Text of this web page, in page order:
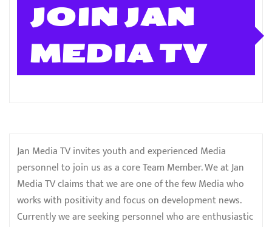
JOIN JAN
MEDIA TV
Jan Media TV invites youth and experienced Media
personnel to join us as a core Team Member. We at Jan
Media TV claims that we are one of the few Media who
works with positivity and focus on development news.
Currently we are seeking personnel who are enthusiastic